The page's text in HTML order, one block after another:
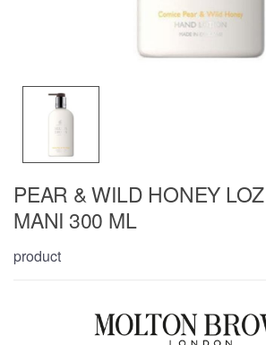
PEAR & WILD HONEY
MANI 300 ML
product